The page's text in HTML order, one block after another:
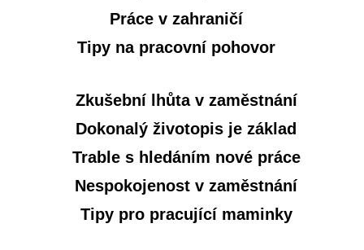
Práce v zahraničí
Tipy na pracovní pohovor
Zkušební lhůta v zaměstnání
Dokonalý životopis je základ
Trable s hledáním nové práce
Nespokojenost v zaměstnání
Tipy pro pracující maminky